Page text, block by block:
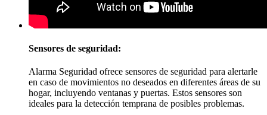
Sensores de seguridad:
Alarma Seguridad ofrece sensores de seguridad para alertarle
en caso de movimientos no deseados en diferentes áreas de su
hogar, incluyendo ventanas y puertas. Estos sensores son
ideales para la detección temprana de posibles problemas.